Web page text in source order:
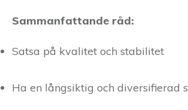
Sammanfattande råd:
Satsa på kvalitet och stabilitet
Ha en långsiktig och diversifierad